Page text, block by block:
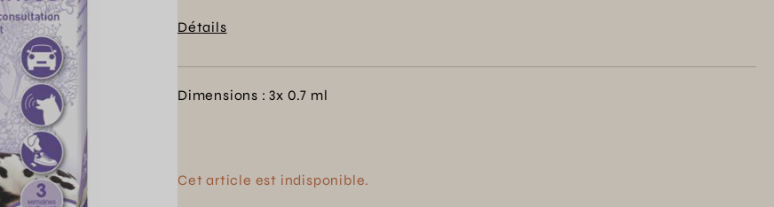
d’esprit totale. Un indispensable pour cultiver un environnement paisible pour tous
Détails
Dimensions : 3x 0.7 ml
Cet article est indisponible.